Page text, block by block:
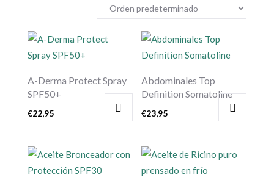
A-Derma Protect Spray
SPF50+
€22,95
Abdominales Top
Definition Somatoline
€23,95